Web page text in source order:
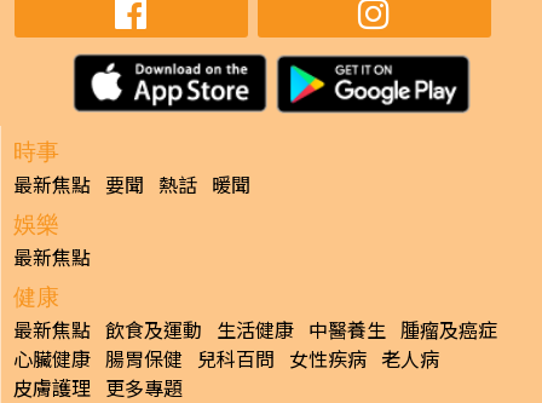
時事
最新焦點 要聞 熱話 暖聞
娛樂
最新焦點
健康
最新焦點 飲食及運動 生活健康 中醫養生 腫瘤及癌症
心臟健康 腸胃保健 兒科百問 女性疾病 老人病
皮膚護理 更多專題